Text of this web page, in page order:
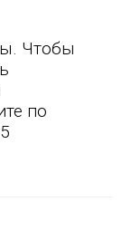
Чтобы
по